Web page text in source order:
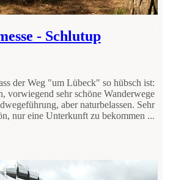
- Schlutup
der Weg "um Lübeck" so hübsch ist:
vorwiegend sehr schöne Wanderwege
aber naturbelassen. Sehr
nur eine Unterkunft zu bekommen ...